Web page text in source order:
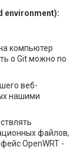
environment):
компьютер
о Git можно по
веб-
нашими
файлов,
OpenWRT -